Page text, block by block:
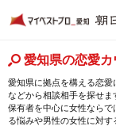
愛知県の恋愛
愛知県に拠点を構える恋
などから相談相手を探せ
保有者を中心に女性なら
る悩みや男性の女性に対